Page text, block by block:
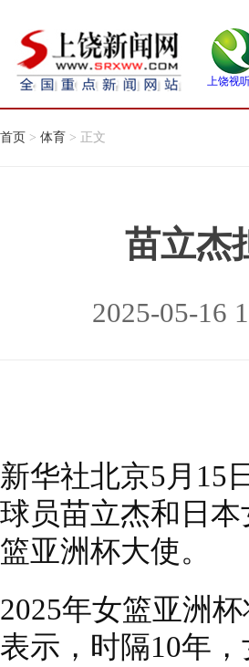
上饶视
首页 > 体育 > 正文
苗立杰
2025-05-16
新华社北京5月15
球员苗立杰和日
篮亚洲杯大使。
2025年女篮亚洲
表示，时隔10年